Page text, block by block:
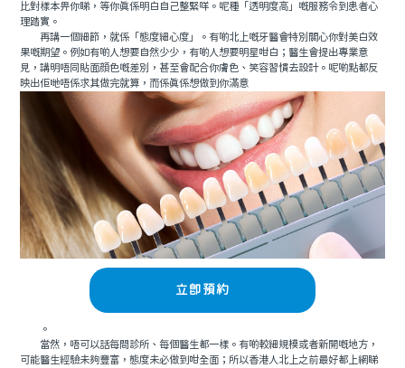
比對樣本畀你睇，等你真係明白自己整緊咩。呢種「透明度高」嘅服務令到患者心
理踏實。
再講一個細節，就係「態度細心度」。有啲北上嘅牙醫會特別關心你對美白效
果嘅期望。例如有啲人想要自然少少，有啲人想要明星咁白；醫生會提出專業意
見，講明唔同貼面顔色嘅差別，甚至會配合你膚色、笑容習慣去設計。呢啲點都反
映出佢哋唔係求其做完就算，而係真係想做到你滿意
立即預約
。
當然，唔可以話每間診所、每個醫生都一樣。有啲較細規模或者新開嘅地方，
可能醫生經驗未夠豐富，態度未必做到咁全面；所以香港人北上之前最好都上網睇